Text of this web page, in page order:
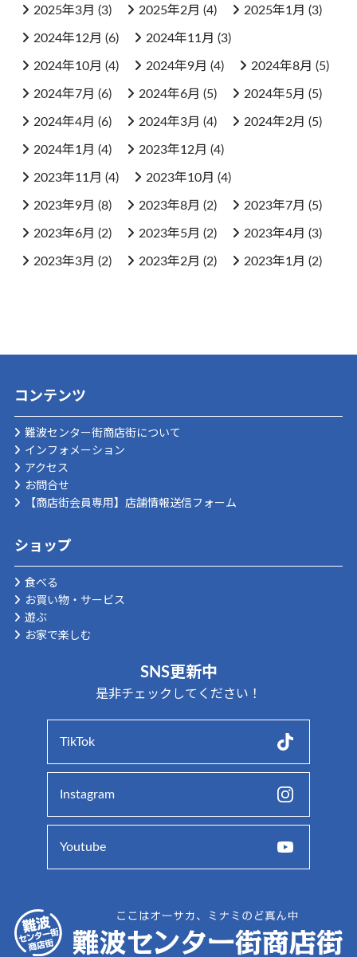
2025年3月 (3) 2025年2月 (4) 2025年1月 (3)
2024年12月 (6) 2024年11月 (3)
2024年10月 (4) 2024年9月 (4) 2024年8月 (5)
2024年7月 (6) 2024年6月 (5) 2024年5月 (5)
2024年4月 (6) 2024年3月 (4) 2024年2月 (5)
2024年1月 (4) 2023年12月 (4)
2023年11月 (4) 2023年10月 (4)
2023年9月 (8) 2023年8月 (2) 2023年7月 (5)
2023年6月 (2) 2023年5月 (2) 2023年4月 (3)
2023年3月 (2) 2023年2月 (2) 2023年1月 (2)
コンテンツ
難波センター街商店街について
インフォメーション
アクセス
お問合せ
【商店街会員専用】店舗情報送信フォーム
ショップ
食べる
お買い物・サービス
遊ぶ
お家で楽しむ
SNS更新中
是非チェックしてください！
TikTok
Instagram
Youtube